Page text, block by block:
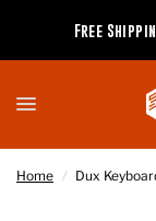
Free
Home / Dux